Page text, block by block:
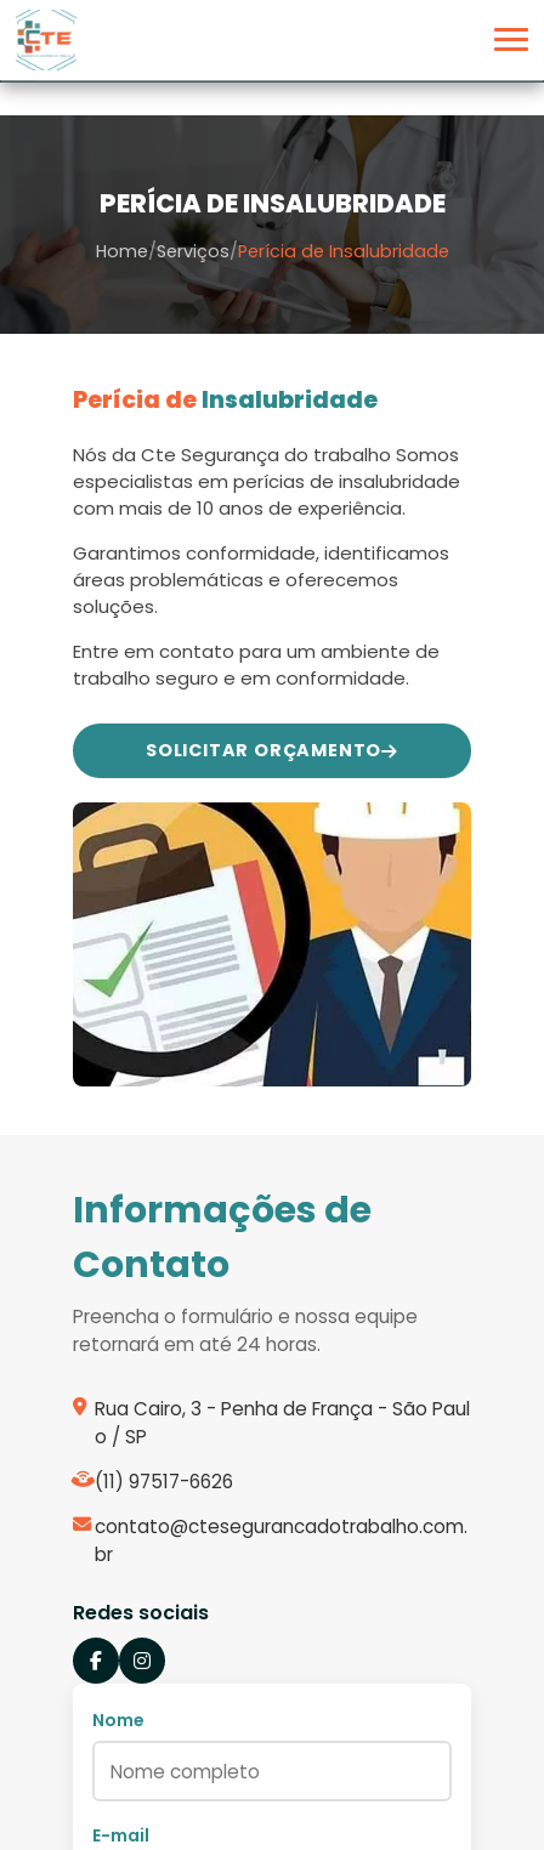
PERÍCIA DE INSALUBRIDADE
Home/Serviços/Perícia de Insalubridade
Perícia deInsalubridade
Nós da Cte Segurança do trabalho Somos
especialistas em perícias de insalubridade
com mais de 10 anos de experiência.
Garantimos conformidade, identificamos
áreas problemáticas e oferecemos
soluções.
Entre em contato para um ambiente de
trabalho seguro e em conformidade.
SOLICITAR ORÇAMENTO
Informações de
Contato
Preencha o formulário e nossa equipe
retornará em até 24 horas.
Rua Cairo, 3 - Penha de França - São Paul
o / SP
(11) 97517-6626
contato@ctesegurancadotrabalho.com.
br
Redes sociais
Nome
E-mail